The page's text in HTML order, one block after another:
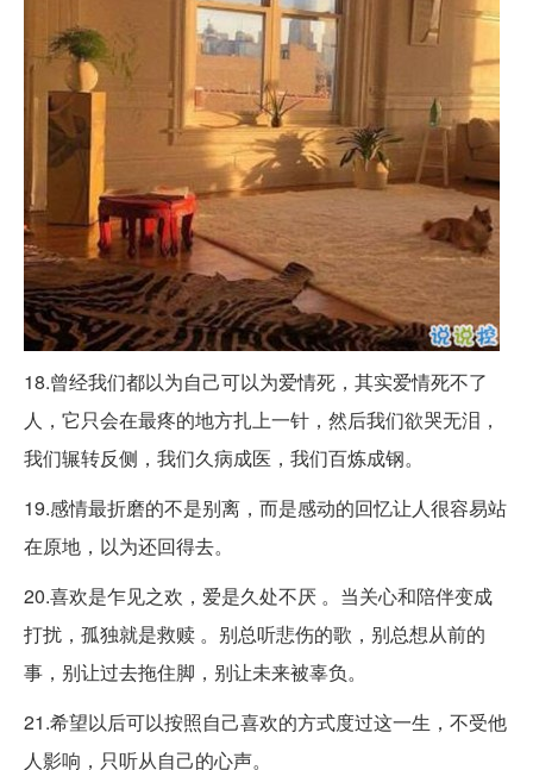
18.曾经我们都以为自己可以为爱情死，其实爱情死不了
人，它只会在最疼的地方扎上一针，然后我们欲哭无泪，
我们辗转反侧，我们久病成医，我们百炼成钢。
19.感情最折磨的不是别离，而是感动的回忆让人很容易站
在原地，以为还回得去。
20.喜欢是乍见之欢，爱是久处不厌 。当关心和陪伴变成
打扰，孤独就是救赎 。别总听悲伤的歌，别总想从前的
事，别让过去拖住脚，别让未来被辜负。
21.希望以后可以按照自己喜欢的方式度过这一生，不受他
人影响，只听从自己的心声。